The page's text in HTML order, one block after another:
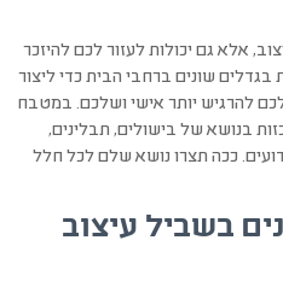
אלא גם יכולות לעזור לכם להיזכר
שונים ברחבי הבית כדי ליצור
להרגיש יותר אישי ושלכם. במטבח
בנושא של בישולים, תבלינים,
ככה תצרו נושא שלם לכל חלל
בשביל עיצוב